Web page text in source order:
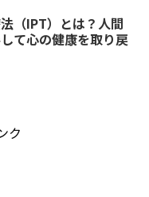
（IPT）とは？人間
て心の健康を取り戻
ク